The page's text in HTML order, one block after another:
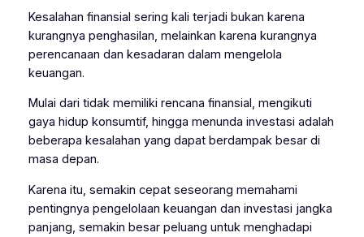
Kesalahan finansial sering kali terjadi bukan karena
kurangnya penghasilan, melainkan karena kurangnya
perencanaan dan kesadaran dalam mengelola
keuangan.
Mulai dari tidak memiliki rencana finansial, mengikuti
gaya hidup konsumtif, hingga menunda investasi adalah
beberapa kesalahan yang dapat berdampak besar di
masa depan.
Karena itu, semakin cepat seseorang memahami
pentingnya pengelolaan keuangan dan investasi jangka
panjang, semakin besar peluang untuk menghadapi